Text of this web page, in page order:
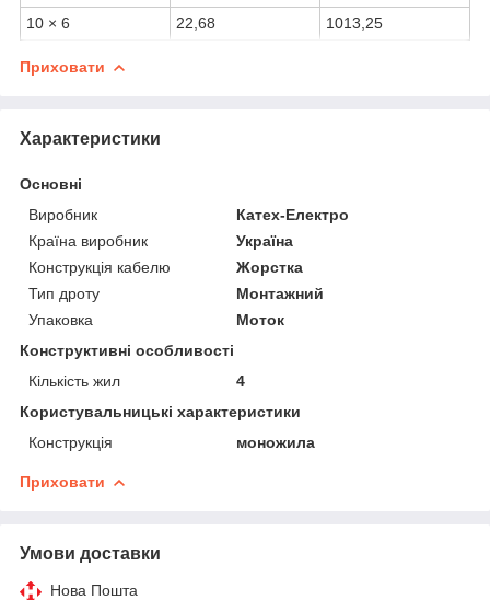
10 × 6
22,68 1013,25
Приховати
Характеристики
Основні
Виробник
Катех-Електро
Країна виробник
Україна
Конструкція кабелю
Жорстка
Тип дроту
Монтажний
Упаковка
Моток
Конструктивні особливості
Кількість жил
4
Користувальницькі характеристики
Конструкція
моножила
Приховати
Умови доставки
Нова Пошта